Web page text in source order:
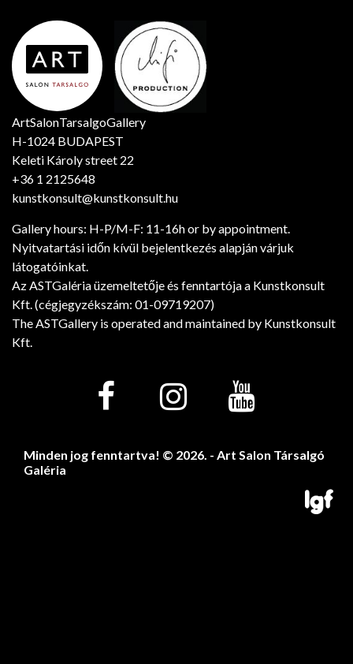
ArtSalonTarsalgoGallery
H-1024 BUDAPEST
Keleti Károly street 22
+36 1 2125648
kunstkonsult@kunstkonsult.hu
Gallery hours: H-P/M-F: 11-16h or by appointment.
Nyitvatartási időn kívül bejelentkezés alapján várjuk
látogatóinkat.
Az ASTGaléria üzemeltetője és fenntartója a Kunstkonsult
Kft. (cégjegyzékszám: 01-09719207)
The ASTGallery is operated and maintained by Kunstkonsult
Kft.
Minden jog fenntartva! © 2026. - Art Salon Társalgó
Galéria